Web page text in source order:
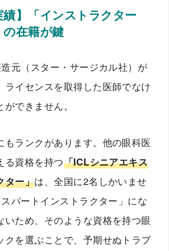
績】「インストラクター
の在籍が鍵
元（スター・サージカル社）が
ライセンスを取得した医師でなけ
できません。
もランクがあります。他の眼科医
る資格を持つ「ICLシニアエキス
ター」は、全国に2名しかいませ
パートインストラクター」にな
いため、そのような資格を持つ眼
クを選ぶことで、予期せぬトラブ